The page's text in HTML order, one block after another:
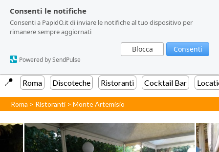
Consenti le notifiche
Consenti a PapidO.it di inviare le notifiche al tuo dispositivo per
rimanere sempre aggiornati
Blocca Consenti
Powered by SendPulse
Consenti le notifiche
Consenti a PapidO.it di inviare le notifiche al tuo dispositivo per
rimanere sempre aggiornati
Blocca Consenti
Powered by SendPulse
📍️ Roma Discoteche Ristoranti Cocktail Bar
Roma > Ristoranti >Monte Artemisio